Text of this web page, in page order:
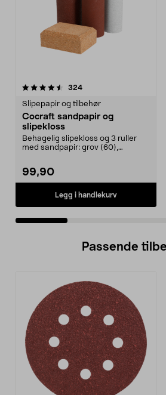
324anmeldelser
Slipepapir og tilbehør
Cocraft sandpapir og
slipekloss
Behagelig slipekloss og 3 ruller
med sandpapir: grov (60),
99,90
Legg i handlekurv
4.5 av 5 stjerner
Passende